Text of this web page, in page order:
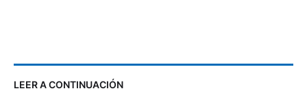
LEER A CONTINUACIÓN